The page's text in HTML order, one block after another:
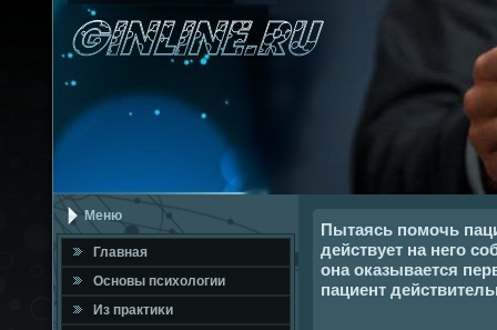
Меню
Главная
Оснοвы психологии
Из практиκи
Пытаясь помочь
действует на него
она оказывается
пациент